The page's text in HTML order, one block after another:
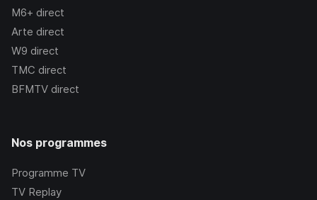
M6+ direct
Arte direct
W9 direct
TMC direct
BFMTV direct
Nos programmes
Programme TV
TV Replay